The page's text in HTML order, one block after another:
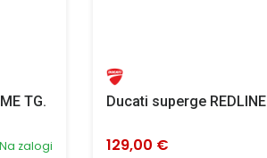
TG.
Na zalogi
Ducati superge REDLINE
129,00 €